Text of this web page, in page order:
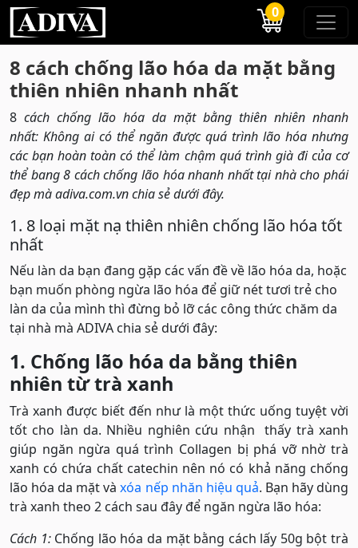
0
8 cách chống lão hóa da mặt bằng
thiên nhiên nhanh nhất
8 cách chống lão hóa da mặt bằng thiên nhiên nhanh
nhất: Không ai có thể ngăn được quá trình lão hóa nhưng
các bạn hoàn toàn có thể làm chậm quá trình già đi của cơ
thể bang 8 cách chống lão hóa nhanh nhất tại nhà cho phái
đẹp mà adiva.com.vn chia sẻ dưới đây.
1. 8 loại mặt nạ thiên nhiên chống lão hóa tốt
nhất
Nếu làn da bạn đang gặp các vấn đề về lão hóa da, hoặc
bạn muốn phòng ngừa lão hóa để giữ nét tươi trẻ cho
làn da của mình thì đừng bỏ lỡ các công thức chăm da
tại nhà mà ADIVA chia sẻ dưới đây:
1. Chống lão hóa da bằng thiên
nhiên từ trà xanh
Trà xanh được biết đến như là một thức uống tuyệt vời
tốt cho làn da. Nhiều nghiên cứu nhận thấy trà xanh
giúp ngăn ngừa quá trình Collagen bị phá vỡ nhờ trà
xanh có chứa chất catechin nên nó có khả năng chống
lão hóa da mặt vàxóa nếp nhăn hiệu quả. Bạn hãy dùng
trà xanh theo 2 cách sau đây để ngăn ngừa lão hóa:
Cách 1:Chống lão hóa da mặt bằng cách lấy 50g bột trà